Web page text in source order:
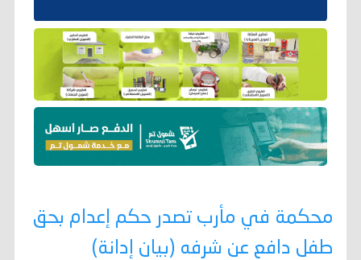
محكمة في مأرب تصدر حكم إعدام بحق
طفل دافع عن شرفه (بيان إدانة)